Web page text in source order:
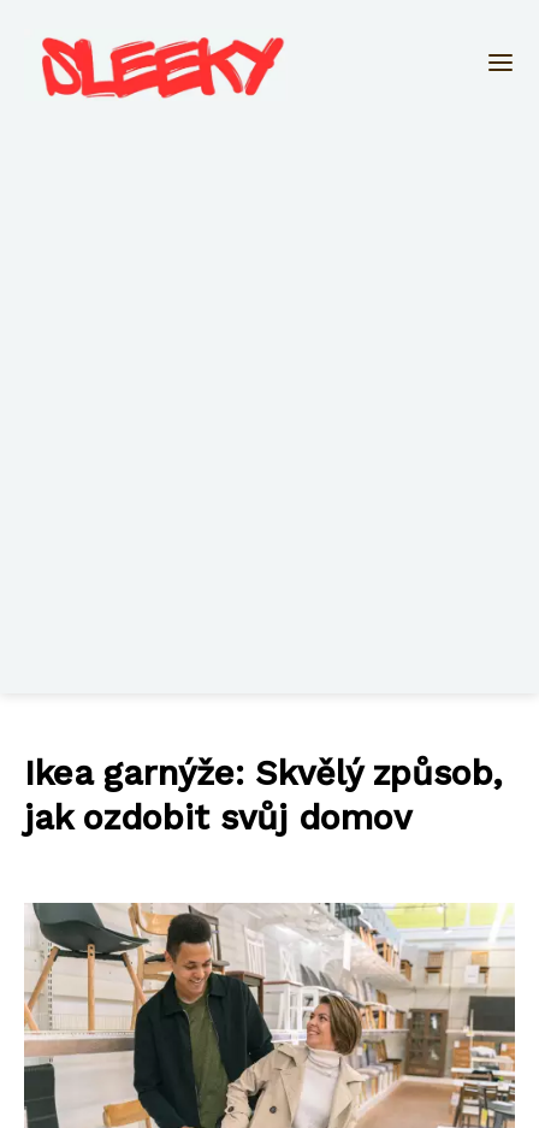
Ikea garnýže: Skvělý způsob,
jak ozdobit svůj domov